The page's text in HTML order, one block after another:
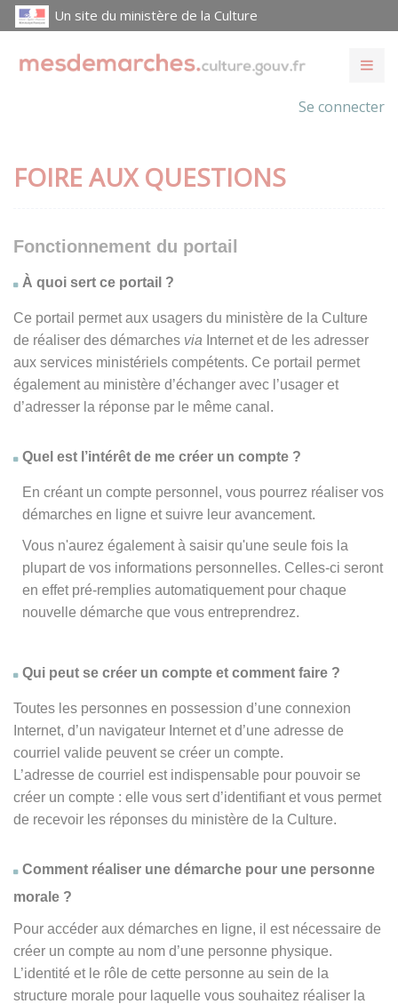
Un site du ministère de la Culture
Se connecter
FOIRE AUX QUESTIONS
Fonctionnement du portail
À quoi sert ce portail ?
Ce portail permet aux usagers du ministère de la Culture
de réaliser des démarches via Internet et de les adresser
aux services ministériels compétents. Ce portail permet
également au ministère d’échanger avec l’usager et
d’adresser la réponse par le même canal.
Quel est l’intérêt de me créer un compte ?
En créant un compte personnel, vous pourrez réaliser vos
démarches en ligne et suivre leur avancement.
Vous n'aurez également à saisir qu'une seule fois la
plupart de vos informations personnelles. Celles-ci seront
en effet pré-remplies automatiquement pour chaque
nouvelle démarche que vous entreprendrez.
Qui peut se créer un compte et comment faire ?
Toutes les personnes en possession d’une connexion
Internet, d’un navigateur Internet et d’une adresse de
courriel valide peuvent se créer un compte.
L’adresse de courriel est indispensable pour pouvoir se
créer un compte : elle vous sert d’identifiant et vous permet
de recevoir les réponses du ministère de la Culture.
Comment réaliser une démarche pour une personne
morale ?
Pour accéder aux démarches en ligne, il est nécessaire de
créer un compte au nom d’une personne physique.
L’identité et le rôle de cette personne au sein de la
structure morale pour laquelle vous souhaitez réaliser la